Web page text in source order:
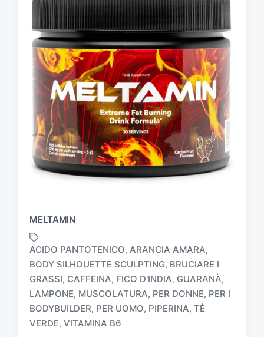
MELTAMIN
a
g
g
ACIDO PANTOTENICO, ARANCIA AMARA,
BODY SILHOUETTE SCULPTING, BRUCIARE I
GRASSI, CAFFEINA, FICO D'INDIA, GUARANÀ,
LAMPONE, MUSCOLATURA, PER DONNE, PER I
BODYBUILDER, PER UOMO, PIPERINA, TÈ
VERDE, VITAMINA B6